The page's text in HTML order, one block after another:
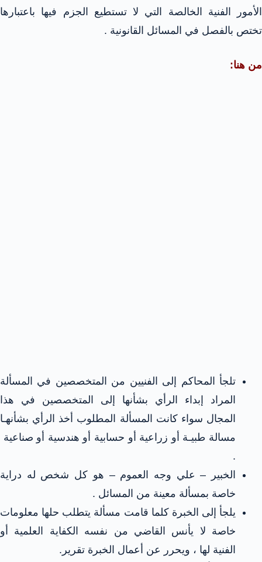
الأمور الفنية الخالصة التي لا تستطيع الجزم فيها باعتبارها
تختص بالفصل في المسائل القانونية .
من هنا:
تلجأ المحاكم إلى الفنيين من المتخصصين في المسألة
المراد إبداء الرأي بشأنها إلى المتخصصين في هذا
المجال سواء كانت المسألة المطلوب أخذ الرأي بشأنهـا
مسالة طبيـة أو زراعية أو حسابية أو هندسية أو صناعية
.
الخبير – علي وجه العموم – هو كل شخص له دراية
خاصة بمسألة معينة من المسائل .
يلجأ إلى الخبرة كلما قامت مسألة يتطلب حلها معلومات
خاصة لا يأنس القاضي من نفسه الكفاية العلمية أو
الفنية لها ، ويحرر عن أعمال الخبرة تقرير.